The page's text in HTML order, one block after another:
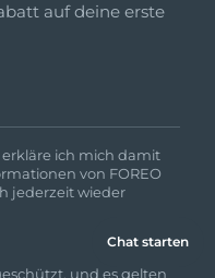
auf deine erste
ich mich damit
von FOREO
jederzeit wieder
und es gelten
Chat starten